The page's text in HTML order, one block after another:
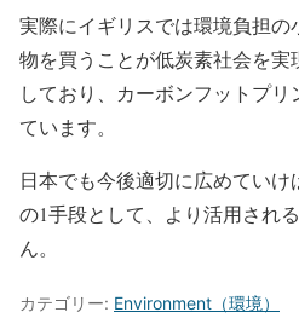
実際にイギリスでは環境負担の
物を買うことが低炭素社会を
しており、カーボンフットプ
ています。
日本でも今後適切に広めてい
の1手段として、より活用され
ん。
カテゴリー: Environment（環境）